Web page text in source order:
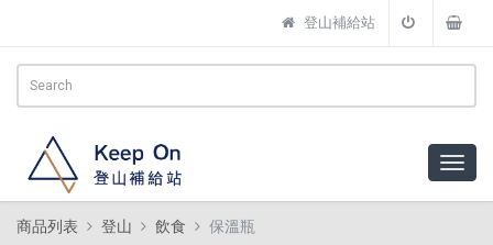
登山補給站
商品列表 登山 飲食 保溫瓶